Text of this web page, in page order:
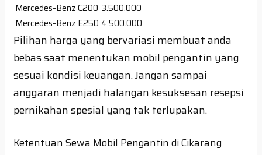
Mercedes-Benz C200 3.500.000
Mercedes-Benz E250 4.500.000
Pilihan harga yang bervariasi membuat anda
bebas saat menentukan mobil pengantin yang
sesuai kondisi keuangan. Jangan sampai
anggaran menjadi halangan kesuksesan resepsi
pernikahan spesial yang tak terlupakan.
Ketentuan Sewa Mobil Pengantin di Cikarang